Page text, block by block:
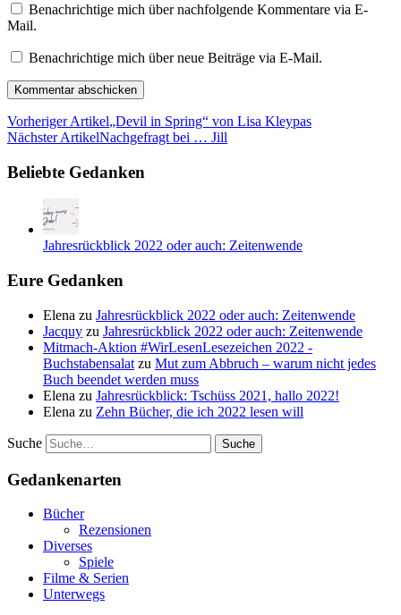
Benachrichtige mich über nachfolgende Kommentare via E-
Mail.
Benachrichtige mich über neue Beiträge via E-Mail.
Vorheriger Artikel„Devil in Spring“ von Lisa Kleypas
Nächster ArtikelNachgefragt bei … Jill
Beliebte Gedanken
Jahresrückblick 2022 oder auch: Zeitenwende
Eure Gedanken
Elena zu Jahresrückblick 2022 oder auch: Zeitenwende
Jacquy zu Jahresrückblick 2022 oder auch: Zeitenwende
Mitmach-Aktion #WirLesenLesezeichen 2022 -
Buchstabensalat zu Mut zum Abbruch – warum nicht jedes
Buch beendet werden muss
Elena zu Jahresrückblick: Tschüss 2021, hallo 2022!
Elena zu Zehn Bücher, die ich 2022 lesen will
Suche
Gedankenarten
Bücher
Rezensionen
Diverses
Spiele
Filme & Serien
Unterwegs